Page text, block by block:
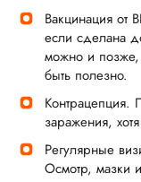
Вакцинация от
если сделана
можно и
быть полезно.
Контрацепция.
заражения,
Регулярные
Осмотр, мазки